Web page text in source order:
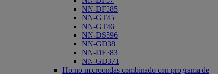
NN-DF385
NN-GT45
NN-GT46
NN-DS596
NN-GD38
NN-DF383
NN-GD371
Horno microondas combinado con programa de